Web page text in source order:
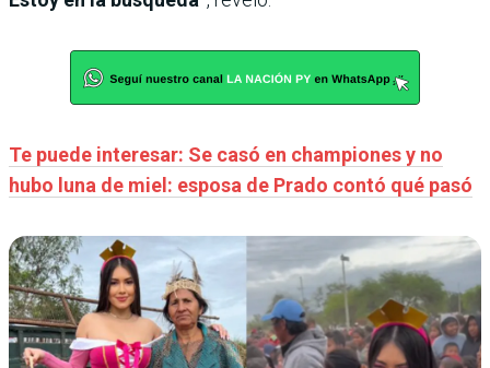
Te puede interesar: Se casó en championes y no
hubo luna de miel: esposa de Prado contó qué pasó